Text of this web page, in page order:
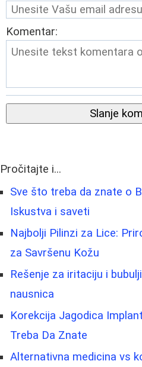
Komentar:
Slanje
Pročitajte i...
Sve što treba da znate o
Iskustva i saveti
Najbolji Pilinzi za Lice:
za Savršenu Kožu
Rešenje za iritaciju i
nausnica
Korekcija Jagodica
Treba Da Znate
Alternativna medicina vs